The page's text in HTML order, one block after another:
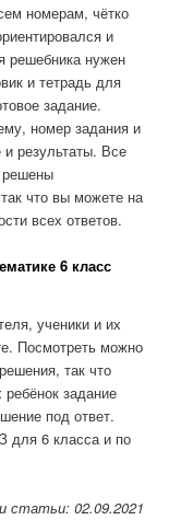
номерам, чётко
и
решебника нужен
и тетрадь для
задание.
номер задания и
результаты. Все
решены
что вы можете на
всех ответов.
6 класс
ученики и их
Посмотреть можно
так что
задание
под ответ.
для 6 класса и по
статьи: 02.09.2021